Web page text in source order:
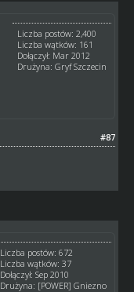
Liczba postów: 2,400
Liczba wątków: 161
Dołączył: Mar 2012
Drużyna: Gryf Szczecin
#87
Liczba postów: 672
Liczba wątków: 37
Dołączył: Sep 2010
Drużyna: [POWER] Gniezno